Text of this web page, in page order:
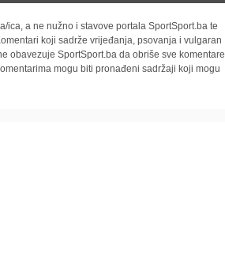
ica, a ne nužno i stavove portala SportSport.ba te
koji sadrže vrijeđanja, psovanja i vulgaran
obavezuje SportSport.ba da obriše sve komentare
mogu biti pronađeni sadržaji koji mogu